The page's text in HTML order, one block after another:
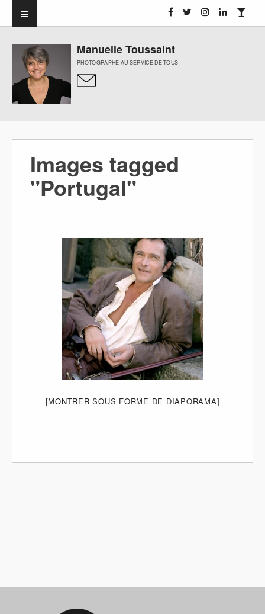
Manuelle Toussaint
PHOTOGRAPHE AU SERVICE DE TOUS
Images tagged
"Portugal"
[MONTRER SOUS FORME DE DIAPORAMA]